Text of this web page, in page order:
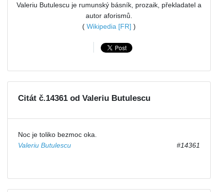
Valeriu Butulescu je rumunský básník, prozaik, překladatel a
autor aforismů.
( Wikipedia [FR] )
Citát č.14361 od Valeriu Butulescu
Noc je toliko bezmoc oka.
Valeriu Butulescu
#14361